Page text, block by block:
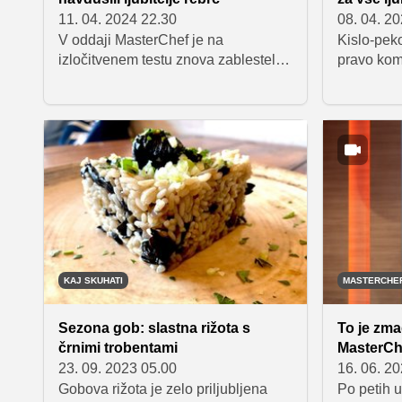
11. 04. 2024 22.30
V oddaji MasterChef je na
izločitvenem testu znova zablestela
tako okusno ulično jed, da so jo
sodniki kot prvo brez kakršnega koli
posveta nemudoma poslali na
balkon.
08. 04.
Kislo-
pravo
zato je
obogatiti
morate
KAJ SKUHATI
Sezona gob: slastna rižota s
črnimi trobentami
23. 09. 2023 05.00
Gobova rižota je zelo priljubljena
To je
16. 06.
Po petih